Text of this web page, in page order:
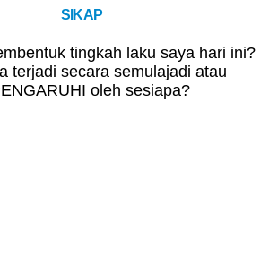
SIKAP
tingkah laku saya hari ini?
terjadi secara semulajadi atau
oleh sesiapa?